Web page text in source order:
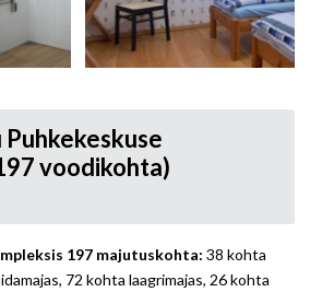
voodikohta)
197 majutuskohta: 38 kohta
72 kohta laagrimajas, 26 kohta